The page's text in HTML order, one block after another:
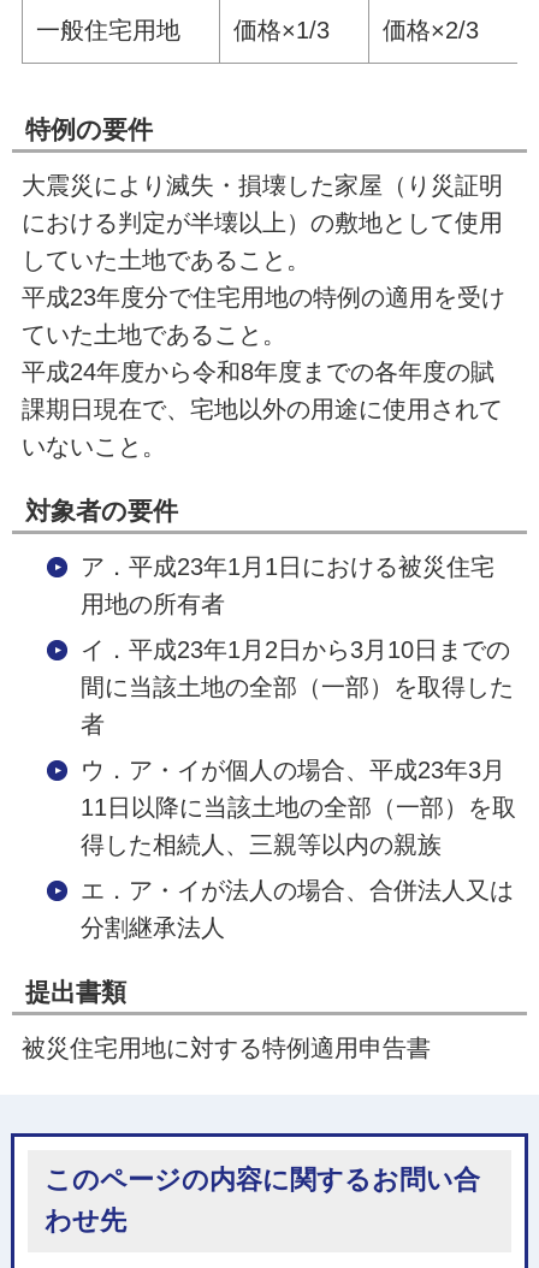
一般住宅用地 価格×1/3 価格×2/3
特例の要件
大震災により滅失・損壊した家屋（り災証明
における判定が半壊以上）の敷地として使用
していた土地であること。
平成23年度分で住宅用地の特例の適用を受け
ていた土地であること。
平成24年度から令和8年度までの各年度の賦
課期日現在で、宅地以外の用途に使用されて
いないこと。
対象者の要件
ア．平成23年1月1日における被災住宅
用地の所有者
イ．平成23年1月2日から3月10日までの
間に当該土地の全部（一部）を取得した
者
ウ．ア・イが個人の場合、平成23年3月
11日以降に当該土地の全部（一部）を取
得した相続人、三親等以内の親族
エ．ア・イが法人の場合、合併法人又は
分割継承法人
提出書類
被災住宅用地に対する特例適用申告書
このページの内容に関するお問い合
わせ先